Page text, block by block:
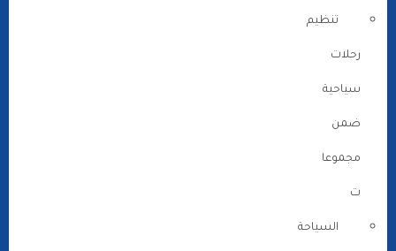
تنظيم
رحلات
سياحية
ضمن
مجموعا
ت
السياحة